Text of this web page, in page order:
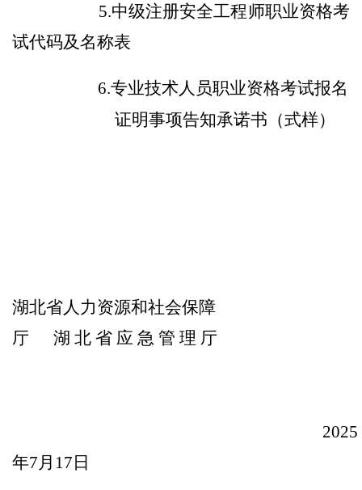
5.中级注册安全工程师职业资格考
试代码及名称表
6.专业技术人员职业资格考试报名
证明事项告知承诺书（式样）
湖北省人力资源和社会保障
厅
湖 北 省 应 急 管 理 厅
2025
年7 月 17 日